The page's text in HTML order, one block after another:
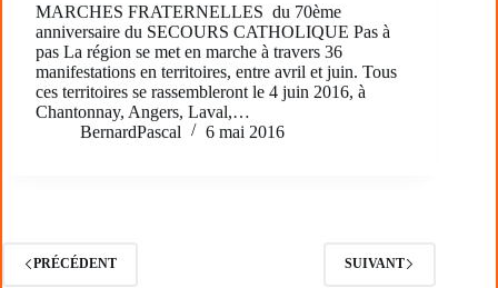
MARCHES FRATERNELLES du 70ème
anniversaire du SECOURS CATHOLIQUE Pas à
pas La région se met en marche à travers 36
manifestations en territoires, entre avril et juin. Tous
ces territoires se rassembleront le 4 juin 2016, à
Chantonnay, Angers, Laval,…
BernardPascal
6 mai 2016
PRÉCÉDENT SUIVANT